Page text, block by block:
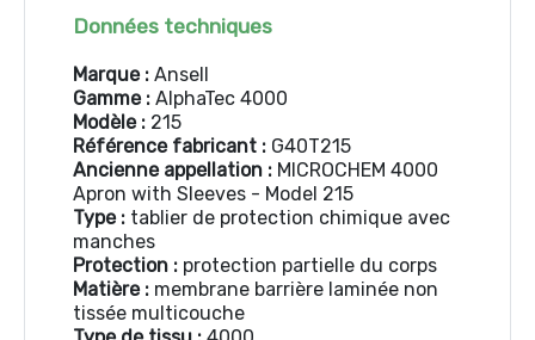
Données techniques
Marque : Ansell
Gamme : AlphaTec 4000
Modèle : 215
Référence fabricant : G40T215
Ancienne appellation : MICROCHEM 4000
Apron with Sleeves - Model 215
Type : tablier de protection chimique avec
manches
Protection : protection partielle du corps
Matière : membrane barrière laminée non
tissée multicouche